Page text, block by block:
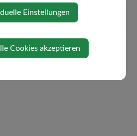
Einstellungen
Cookies akzeptieren